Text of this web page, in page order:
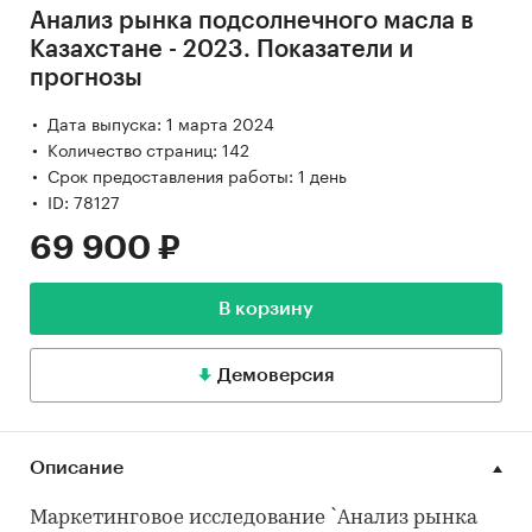
Анализ рынка подсолнечного масла в
Казахстане - 2023. Показатели и
прогнозы
Дата выпуска: 1 марта 2024
Количество страниц: 142
Срок предоставления работы: 1 день
ID: 78127
69 900 ₽
В корзину
Демоверсия
Описание
Маркетинговое исследование `Анализ рынка